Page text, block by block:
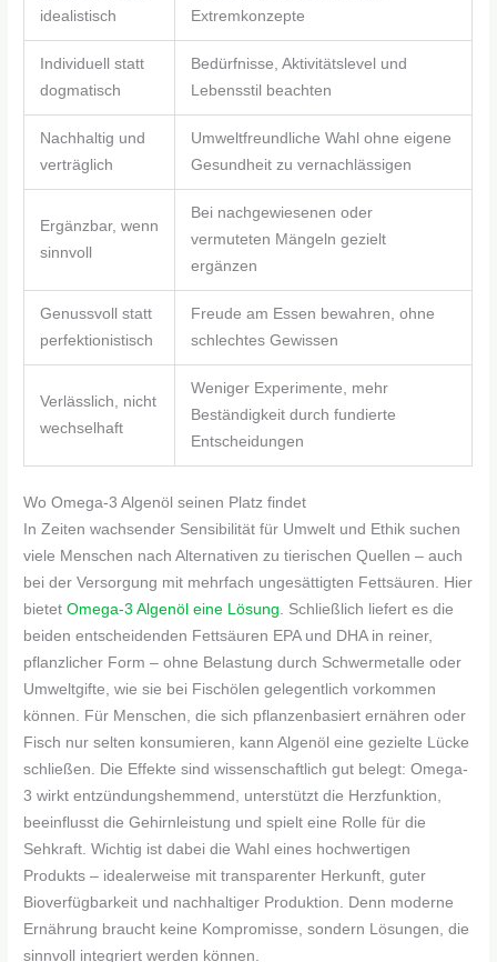
idealistisch
Extremkonzepte
Individuell statt
dogmatisch
Bedürfnisse, Aktivitätslevel und
Lebensstil beachten
Nachhaltig und
verträglich
Umweltfreundliche Wahl ohne eigene
Gesundheit zu vernachlässigen
Ergänzbar, wenn
sinnvoll
Bei nachgewiesenen oder
vermuteten Mängeln gezielt
ergänzen
Genussvoll statt
perfektionistisch
Freude am Essen bewahren, ohne
schlechtes Gewissen
Verlässlich, nicht
wechselhaft
Weniger Experimente, mehr
Beständigkeit durch fundierte
Entscheidungen
Wo Omega-3 Algenöl seinen Platz findet
In Zeiten wachsender Sensibilität für Umwelt und Ethik suchen
viele Menschen nach Alternativen zu tierischen Quellen – auch
bei der Versorgung mit mehrfach ungesättigten Fettsäuren. Hier
bietetOmega-3 Algenöl eine Lösung . Schließlich liefert es die
beiden entscheidenden Fettsäuren EPA und DHA in reiner,
pflanzlicher Form – ohne Belastung durch Schwermetalle oder
Umweltgifte, wie sie bei Fischölen gelegentlich vorkommen
können. Für Menschen, die sich pflanzenbasiert ernähren oder
Fisch nur selten konsumieren, kann Algenöl eine gezielte Lücke
schließen. Die Effekte sind wissenschaftlich gut belegt: Omega-
3 wirkt entzündungshemmend, unterstützt die Herzfunktion,
beeinflusst die Gehirnleistung und spielt eine Rolle für die
Sehkraft. Wichtig ist dabei die Wahl eines hochwertigen
Produkts – idealerweise mit transparenter Herkunft, guter
Bioverfügbarkeit und nachhaltiger Produktion. Denn moderne
Ernährung braucht keine Kompromisse, sondern Lösungen, die
sinnvoll integriert werden können.